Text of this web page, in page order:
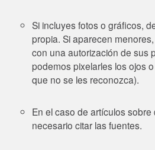
Si incluyes fotos o gráficos,
propia. Si aparecen
con una autorización de sus
podemos pixelarles los ojos
que no se les reconozca).
En el caso de artículos
necesario citar las fuentes.